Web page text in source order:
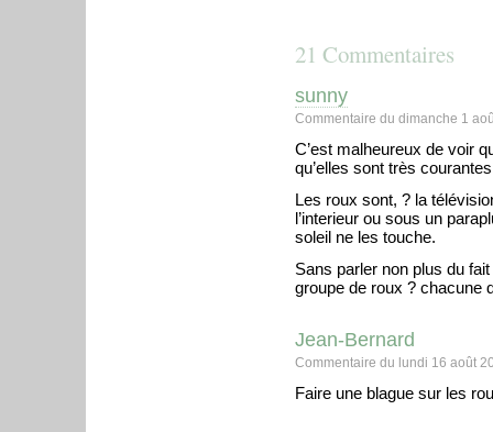
21 Commentaires
sunny
Commentaire du dimanche 1
C’est malheureux de voir
qu’elles sont très
Les roux sont, ? la
l’interieur ou sous un
soleil ne les touche.
Sans parler non plus du
groupe de roux ? chacune
Jean-Bernard
Commentaire du lundi 16 août
Faire une blague sur les